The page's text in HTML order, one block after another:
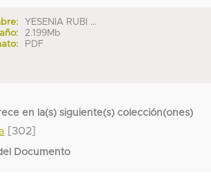
YESENIA RUBI ...
2.199Mb
PDF
en la(s) siguiente(s) colección(ones)
[302]
Documento